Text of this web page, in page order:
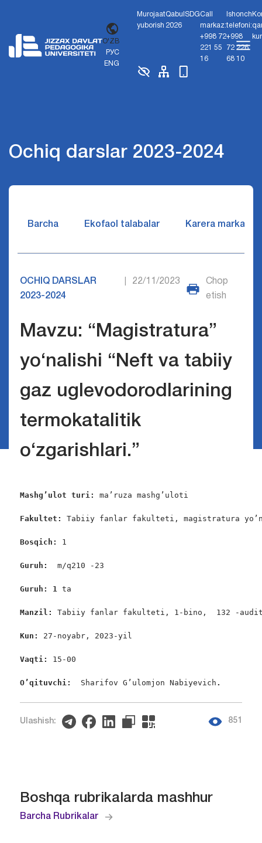
O'ZB
РУС
ENG
Murojaat
yuborish
Qabul
2026
SDGCall
markaz:
+998 72
221 55
16
Ishonch
telefoni:
+998
72 226
68 10
Ochiq darslar 2023-2024
Barcha Ekofaol talabalar Karera markazi
OCHIQ DARSLAR
2023-2024
22/11/2023
Chop
etish
Mavzu: “Magistratura”
yo‘nalishi “Neft va tabiiy
gaz uglevodorodlarining
termokatalitik
o‘zgarishlari.”
Mashg’ulot turi: ma’ruza mashg’uloti
Fakultet: Tabiiy fanlar fakulteti, magistratura
Bosqich: 1
Guruh: m/q210 -23
Guruh: 1 ta
Manzil: Tabiiy fanlar fakulteti, 1-bino,  132 -
Kun: 27-noyabr, 2023-yil
Vaqti: 15-00
O’qituvchi: Sharifov G’ulomjon Nabiyevich .
Ulashish: 851
Boshqa rubrikalarda mashhur
Barcha Rubrikalar